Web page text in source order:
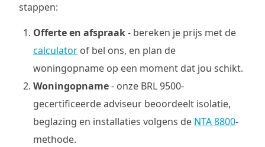
stappen:
Offerte en afspraak- bereken je prijs met de
calculator of bel ons, en plan de
woningopname op een moment dat jou schikt.
Woningopname- onze BRL 9500-
gecertificeerde adviseur beoordeelt isolatie,
beglazing en installaties volgens de NTA 8800-
methode.